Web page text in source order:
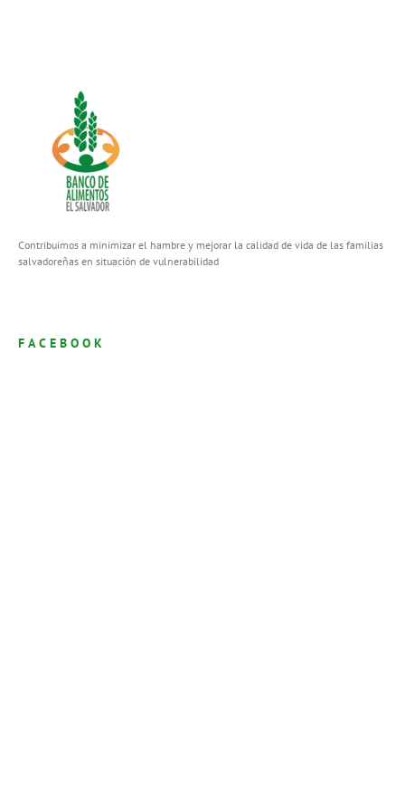
Contribuimos a minimizar el hambre y mejorar la calidad de vida de las familias
salvadoreñas en situación de vulnerabilidad
FACEBOOK